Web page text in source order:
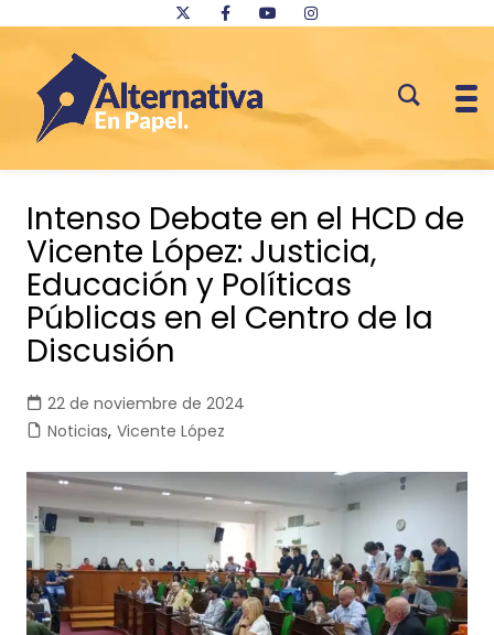
contenido
Intenso Debate en el HCD de
Vicente López: Justicia,
Educación y Políticas
Públicas en el Centro de la
Discusión
22 de noviembre de 2024
Noticias, Vicente López